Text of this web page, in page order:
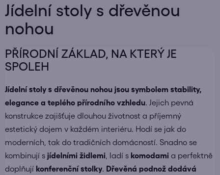
Jídelní stoly s dřevěnou
nohou
PŘÍRODNÍ ZÁKLAD, NA KTERÝ JE
SPOLEH
Jídelní stoly s dřevěnou nohou jsou symbolem stability,
elegance a teplého přírodního vzhledu . Jejich pevná
konstrukce zajišťuje dlouhou životnost a příjemný
estetický dojem v každém interiéru. Hodí se jak do
moderních, tak do tradičních domácností. Snadno se
kombinují s jídelními židlemi , ladí s komodami a perfektně
doplňují konferenční stolky. Dřevěná podnož dodává